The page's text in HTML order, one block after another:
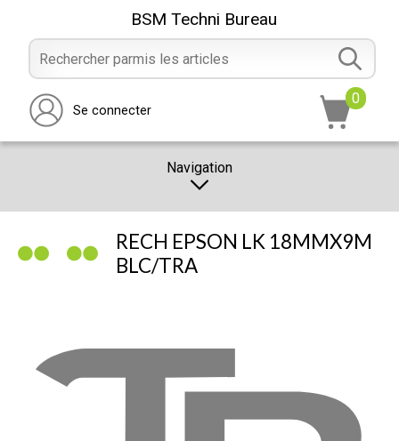
BSM Techni Bureau
Se connecter
0
Navigation
PROMOTION
RECH EPSON LK 18MMX9M
BLC/TRA